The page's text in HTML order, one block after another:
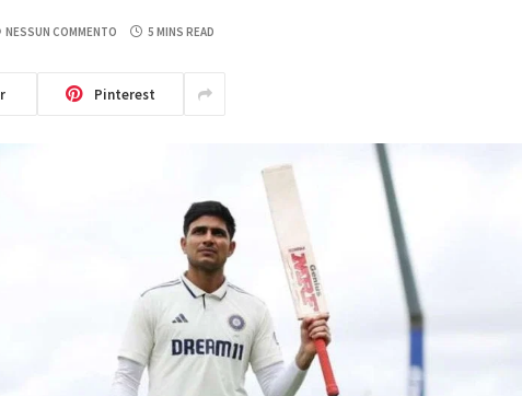
NESSUN COMMENTO 5 MINS READ
Pinterest